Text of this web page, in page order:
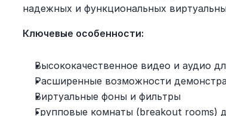
надежных и функциональных
Ключевые особенности:
Высококачественное видео и аудио
Расширенные возможности
Виртуальные фоны и фильтры
Групповые комнаты (breakout rooms)